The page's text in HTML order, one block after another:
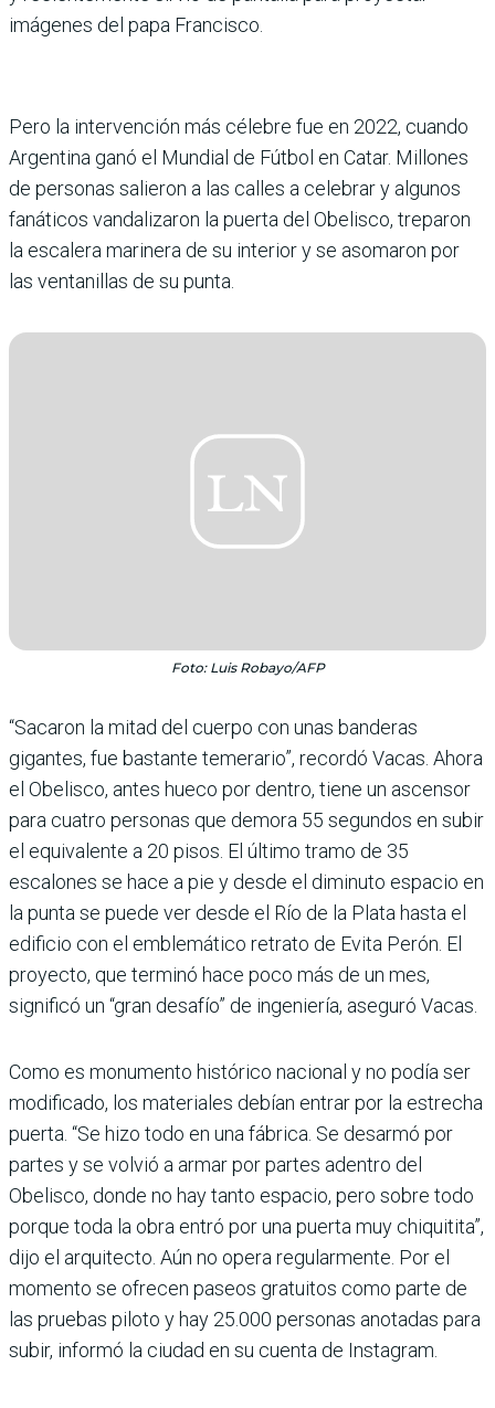
imágenes del papa Francisco.
Pero la intervención más célebre fue en 2022, cuando
Argentina ganó el Mundial de Fútbol en Catar. Millones
de personas salieron a las calles a celebrar y algunos
fanáticos vandalizaron la puerta del Obelisco, treparon
la escalera marinera de su interior y se asomaron por
las ventanillas de su punta.
Foto: Luis Robayo/AFP
“Sacaron la mitad del cuerpo con unas banderas
gigantes, fue bastante temerario”, recordó Vacas. Ahora
el Obelisco, antes hueco por dentro, tiene un ascensor
para cuatro personas que demora 55 segundos en subir
el equivalente a 20 pisos. El último tramo de 35
escalones se hace a pie y desde el diminuto espacio en
la punta se puede ver desde el Río de la Plata hasta el
edificio con el emblemático retrato de Evita Perón. El
proyecto, que terminó hace poco más de un mes,
significó un “gran desafío” de ingeniería, aseguró Vacas.
Como es monumento histórico nacional y no podía ser
modificado, los materiales debían entrar por la estrecha
puerta. “Se hizo todo en una fábrica. Se desarmó por
partes y se volvió a armar por partes adentro del
Obelisco, donde no hay tanto espacio, pero sobre todo
porque toda la obra entró por una puerta muy chiquitita”,
dijo el arquitecto. Aún no opera regularmente. Por el
momento se ofrecen paseos gratuitos como parte de
las pruebas piloto y hay 25.000 personas anotadas para
subir, informó la ciudad en su cuenta de Instagram.